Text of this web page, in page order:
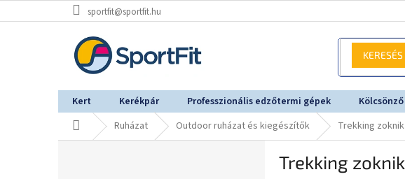
a
sportfit@sportfit.hu
Kert Kerékpár Professzionális edzőtermi gépek Kölcsönző
KezdőlapRuházat Outdoor ruházat és kiegészítők Trekking zoknik
Trekking zoknik